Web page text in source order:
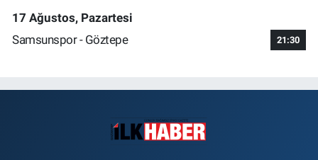
17 Ağustos, Pazartesi
Samsunspor - Göztepe
21:30